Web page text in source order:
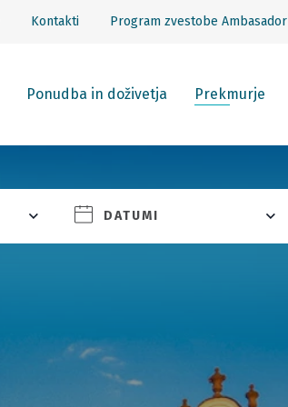
Kontakti Program zvestobe Ambasador
Ponudba in doživetja Prekmurje
DATUMI